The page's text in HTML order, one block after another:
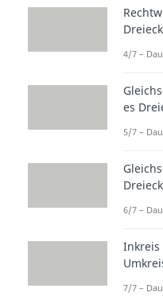
Wie
Dreieck
4/7 –
es
5/7 –
Dreieck
6/7 –
Inkreis
7/7 –